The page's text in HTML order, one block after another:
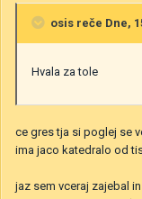
osis reče Dne,
Hvala za tole
ce gres tja si poglej se
ima jaco katedralo od
jaz sem vceraj zajebal